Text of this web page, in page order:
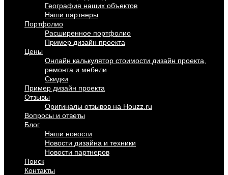
География наших объектов
Наши партнеры
Портфолио
Расширенное портфолио
Пример дизайн проекта
Цены
Онлайн калькулятор стоимости дизайн проекта,
ремонта и мебели
Скидки
Пример дизайн проекта
Отзывы
Оригиналы отзывов на Houzz.ru
Вопросы и ответы
Блог
Наши новости
Новости дизайна и техники
Новости партнеров
Поиск
Контакты